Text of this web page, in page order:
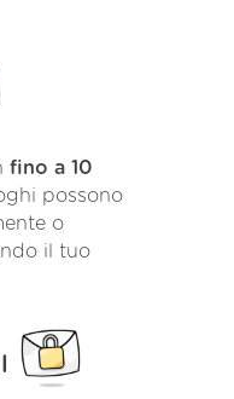
fino a 10
possono
o
il tuo